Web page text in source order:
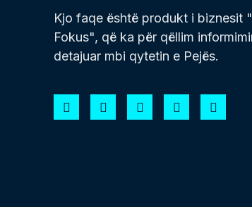
Kjo faqe është produkt i biznesit
Fokus", që ka për qëllim
detajuar mbi qytetin e Pejës.